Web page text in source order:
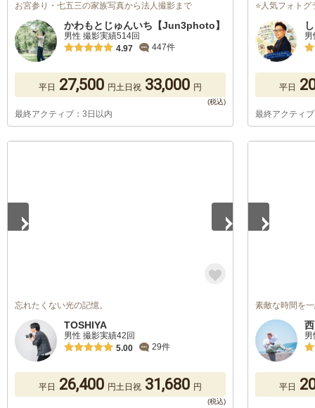
お宮参り・七五三の家族写真から法人撮影まで
かわもとじゅんいち【Jun3photo】
男性 撮影実績514回
4.97
447件
平日 27,500 円土日祝 33,000 円
最終アクティブ：3日以内
⭐人気フォト
平日
最終アクティ
忘れたくない光の記憶。
TOSHIYA
男性 撮影実績42回
5.00
29件
平日 26,400 円土日祝 31,680 円
素敵な時間を
平日